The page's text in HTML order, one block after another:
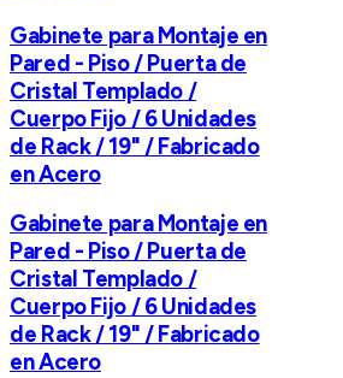
Gabinete para Montaje en
Pared - Piso / Puerta de
Cristal Templado /
Cuerpo Fijo / 6 Unidades
de Rack / 19" / Fabricado
en Acero
Gabinete para Montaje en
Pared - Piso / Puerta de
Cristal Templado /
Cuerpo Fijo / 6 Unidades
de Rack / 19" / Fabricado
en Acero